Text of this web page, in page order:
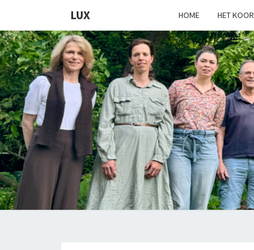
LUX HOME HET KOOR